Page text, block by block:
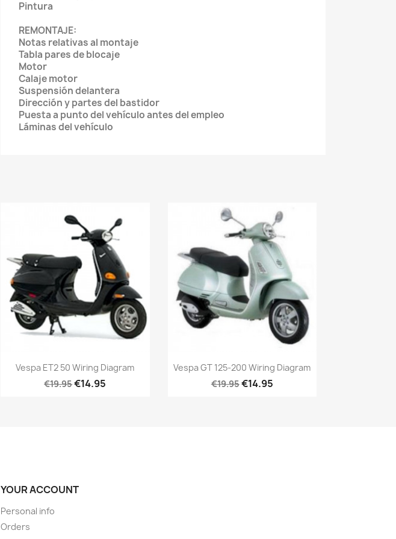
Pintura
REMONTAJE:
Notas relativas al montaje
Tabla pares de blocaje
Motor
Calaje motor
Suspensión delantera
Dirección y partes del bastidor
Puesta a punto del vehículo antes del empleo
Láminas del vehículo
Vespa ET2 50 Wiring Diagram
€19.95€14.95
Vespa GT 125-200 Wiring Diagram
€19.95€14.95
YOUR ACCOUNT
Personal info
Orders